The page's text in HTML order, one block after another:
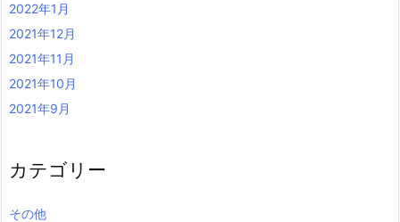
2022年1月
2021年12月
2021年11月
2021年10月
2021年9月
カテゴリー
その他